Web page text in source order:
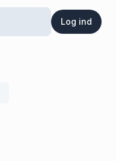
Log ind